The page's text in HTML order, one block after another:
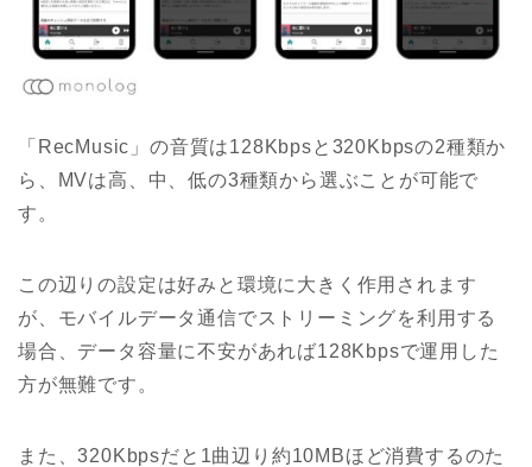
「RecMusic」の音質は128Kbpsと320Kbpsの2種類か
ら、MVは高、中、低の3種類から選ぶことが可能で
す。
この辺りの設定は好みと環境に大きく作用されます
が、モバイルデータ通信でストリーミングを利用する
場合、データ容量に不安があれば128Kbpsで運用した
方が無難です。
また、320Kbpsだと1曲辺り約10MBほど消費するのた